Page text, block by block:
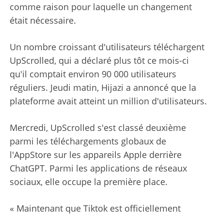
comme raison pour laquelle un changement
était nécessaire.
Un nombre croissant d'utilisateurs téléchargent
UpScrolled, qui a déclaré plus tôt ce mois-ci
qu'il comptait environ 90 000 utilisateurs
réguliers. Jeudi matin, Hijazi a annoncé que la
plateforme avait atteint un million d'utilisateurs.
Mercredi, UpScrolled s'est classé deuxième
parmi les téléchargements globaux de
l'AppStore sur les appareils Apple derrière
ChatGPT. Parmi les applications de réseaux
sociaux, elle occupe la première place.
« Maintenant que Tiktok est officiellement